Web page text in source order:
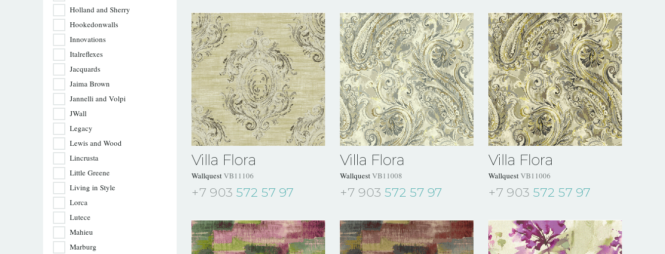
Holland and Sherry
Hookedonwalls
Innovations
Italreflexes
Jacquards
Jaima Brown
Jannelli and Volpi
JWall
Legacy
Lewis and Wood
Lincrusta
Little Greene
Living in Style
Lorca
Lutece
Mahieu
Marburg
Villa Flora
Wallquest VB11106
+7 903 572 57 97
Villa Flora
Wallquest VB11008
+7 903 572 57 97
Villa Flora
Wallquest VB11006
+7 903 572 57 97